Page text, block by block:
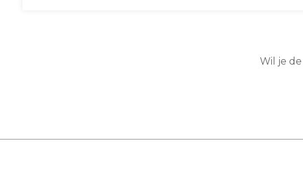
Wil je